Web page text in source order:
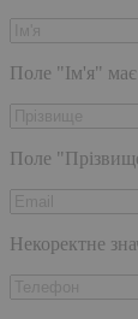
Поле "Ім'я"
Поле
Некоректне